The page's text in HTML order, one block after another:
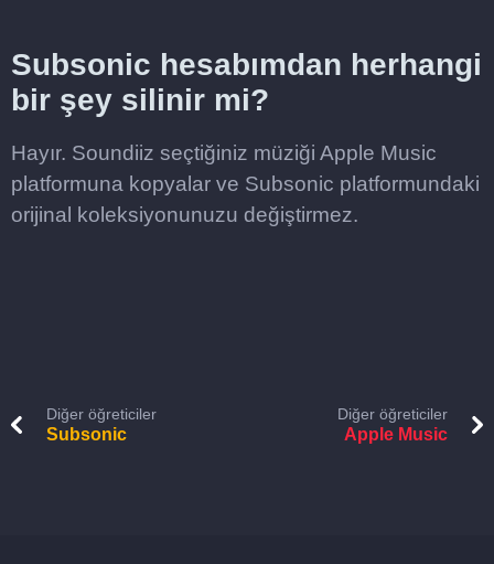
Subsonic hesabımdan herhangi
bir şey silinir mi?
Hayır. Soundiiz seçtiğiniz müziği Apple Music
platformuna kopyalar ve Subsonic platformundaki
orijinal koleksiyonunuzu değiştirmez.
Diğer öğreticiler
Subsonic
Diğer öğreticiler
Apple Music